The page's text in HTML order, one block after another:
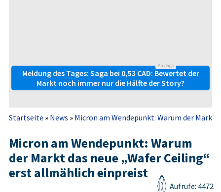
Anzeige
Meldung des Tages: Saga bei 0,53 CAD: Bewertet der
Markt noch immer nur die Hälfte der Story?
Startseite » News » Micron am Wendepunkt: Warum der Markt
Micron am Wendepunkt: Warum
der Markt das neue „Wafer Ceiling“
erst allmählich einpreist
Aufrufe: 4472